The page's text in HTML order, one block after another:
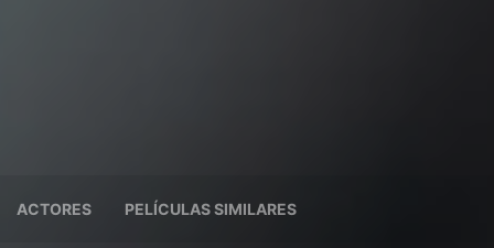
ACTORES PELÍCULAS SIMILARES